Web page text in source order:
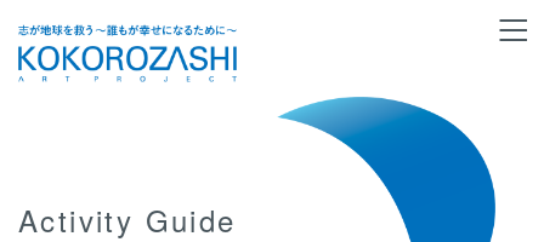
Activity Guide